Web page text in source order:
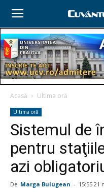
Acasă Ultima oră
Ultima oră
Sistemul de
pentru
azi
De Marga Bulugean - 15:55 21